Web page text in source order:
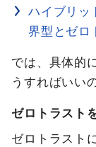
ハイブリッ
界型とゼロ
では、具体的
うすればいい
ゼロトラスト
ゼロトラスト